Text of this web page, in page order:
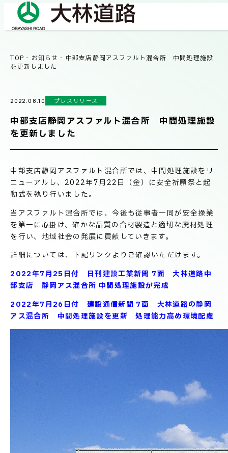
COMPANY
会社概要
社長メッセージ/企業理念
サステナビリティ
ネットワーク
電子公告
BUSINESS
事業紹介
OUR WORKS
施工事例
TECHNICAL INFORMATION
技術情報
PRODUCT INFORMATION
製品情報
INFORMATION
お知らせ
TOP - お知らせ - 中部支店静岡アスファルト混合所 中間処理施設
を更新しました
2022.08.10 プレスリリース
中部支店静岡アスファルト混合所 中間処理施設
を更新しました
中部支店静岡アスファルト混合所では、中間処理施設をリ
ニューアルし、2022年7月22日（金）に安全祈願祭と起
動式を執り行いました。
当アスファルト混合所では、今後も従事者一同が安全操業
を第一に心掛け、確かな品質の合材製造と適切な廃材処理
を行い、地域社会の発展に貢献していきます。
詳細については、下記リンクよりご確認いただけます。
2022年7月25日付 日刊建設工業新聞 7面 大林道路中
部支店 静岡アス混合所 中間処理施設が完成
2022年7月26日付 建設通信新聞 7面 大林道路の静岡
アス混合所 中間処理施設を更新 処理能力高め環境配慮